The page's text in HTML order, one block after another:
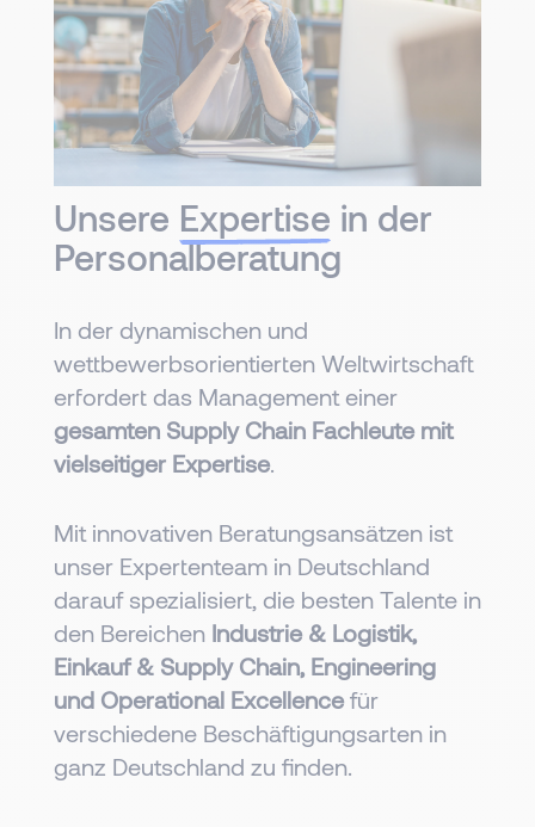
Unsere Expertise in der
Personalberatung
In der dynamischen und
wettbewerbsorientierten Weltwirtschaft
erfordert das Management einer
gesamten Supply Chain Fachleute mit
vielseitiger Expertise.
Mit innovativen Beratungsansätzen ist
unser Expertenteam in Deutschland
darauf spezialisiert, die besten Talente in
den Bereichen Industrie & Logistik,
Einkauf & Supply Chain, Engineering
und Operational Excellencefür
verschiedene Beschäftigungsarten in
ganz Deutschland zu finden.